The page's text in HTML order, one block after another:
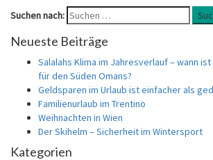
Suchen nach:
Neueste Beiträge
Salalahs Klima im Jahresverlauf – wann
für den Süden Omans?
Geldsparen im Urlaub ist einfacher als
Familienurlaub im Trentino
Weihnachten in Wien
Der Skihelm – Sicherheit im Wintersport
Kategorien